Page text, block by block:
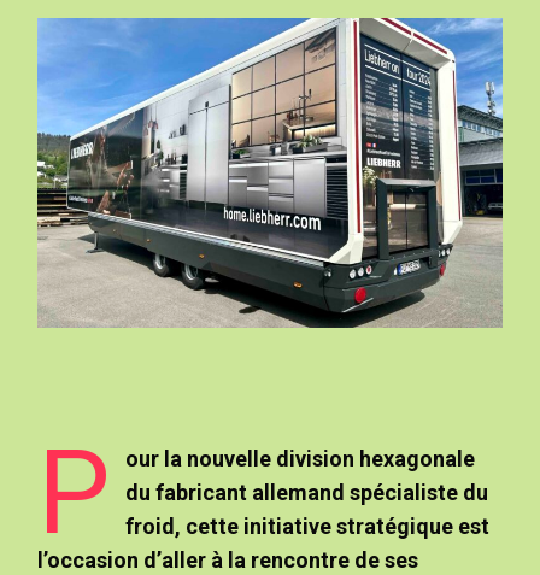
P
our la nouvelle division hexagonale
du fabricant allemand spécialiste du
froid, cette initiative stratégique est
l’occasion d’aller à la rencontre de ses